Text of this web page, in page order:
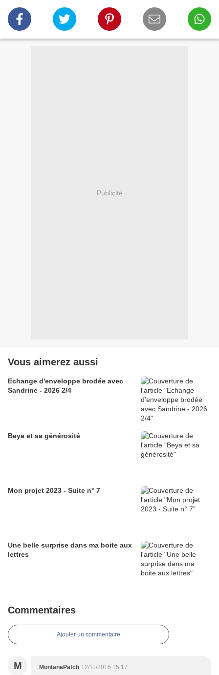
Publicité
Vous aimerez aussi
Echange d'enveloppe brodée avec
Sandrine - 2026 2/4
Beya et sa générosité
Mon projet 2023 - Suite n° 7
Une belle surprise dans ma boite aux
lettres
Commentaires
Ajouter un commentaire
M MontanaPatch 12/11/2015 15:17